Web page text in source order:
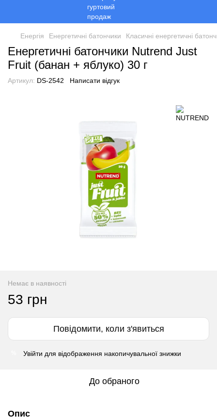
Енергія Енергетичні батончики Класичні енергетичні
Енергетичні батончики Nutrend Just
Fruit (банан + яблуко) 30 г
Артикул: DS-2542 Написати відгук
Немає в наявності
53 грн
Повідомити, коли з'явиться
Увійти для відображення накопичувальної знижки
До обраного
Опис